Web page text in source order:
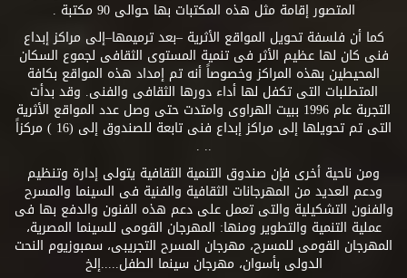
المتصور إقامة مثل هذه المكتبات بها حوالى 90 مكتبة .
كما أن فلسفة تحويل المواقع الأثرية –بعد ترميمها–إلى مراكز إبداع
فنى كان لها عظيم الأثر فى تنمية المستوى الثقافى لجموع السكان
المحيطين بهذه المراكز وخصوصاً أنه تم إمداد هذه المواقع بكافة
المتطلبات التى تكفل لها أداء دورها الثقافى والفنى. وقد بدأت
التجربة عام 1996 ببيت الهراوى وامتدت حتى وصل عدد المواقع الأثرية
التى تم تحويلها إلى مراكز إبداع فنى تابعة للصندوق إلى (16 ) مركزاً
.. .
ومن ناحية أخرى فإن صندوق التنمية الثقافية يتولى إدارة وتنظيم
ودعم العديد من المهرجانات الثقافية والفنية فى السينما والمسرح
والفنون التشكيلية والتى تعمل على دعم هذه الفنون والدفع بها فى
عملية التنمية والتطوير ومنها: المهرجان القومى للسينما المصرية،
المهرجان القومى للمسرح، مهرجان المسرح التجريبى، سمبوزيوم النحت
الدولى بأسوان، مهرجان سينما الطفل.....إلخ